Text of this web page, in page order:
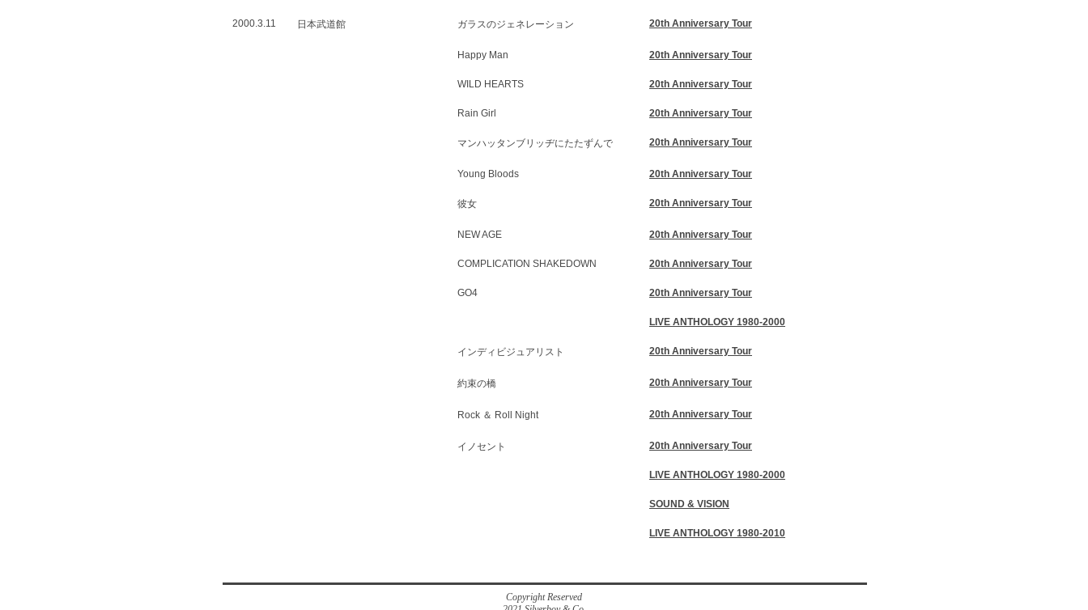
2000.3.11 日本武道館 ガラスのジェネレーション 20th Anniversary Tour
Happy Man 20th Anniversary Tour
WILD HEARTS 20th Anniversary Tour
Rain Girl 20th Anniversary Tour
マンハッタンブリッヂにたたずんで 20th Anniversary Tour
Young Bloods 20th Anniversary Tour
彼女 20th Anniversary Tour
NEW AGE 20th Anniversary Tour
COMPLICATION SHAKEDOWN 20th Anniversary Tour
GO4 20th Anniversary Tour
LIVE ANTHOLOGY 1980-2000
インディビジュアリスト 20th Anniversary Tour
約束の橋 20th Anniversary Tour
Rock ＆ Roll Night 20th Anniversary Tour
イノセント 20th Anniversary Tour
LIVE ANTHOLOGY 1980-2000
SOUND & VISION
LIVE ANTHOLOGY 1980-2010
Copyright Reserved